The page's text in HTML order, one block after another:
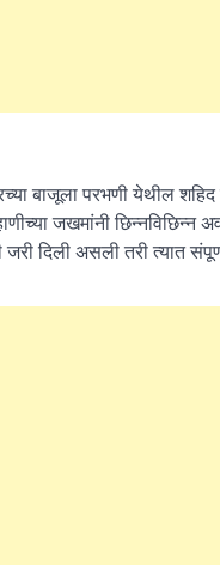
बाजूला परभणी येथील शहिद
जखमांनी छिन्नविछिन्न
जरी दिली असली तरी त्यात